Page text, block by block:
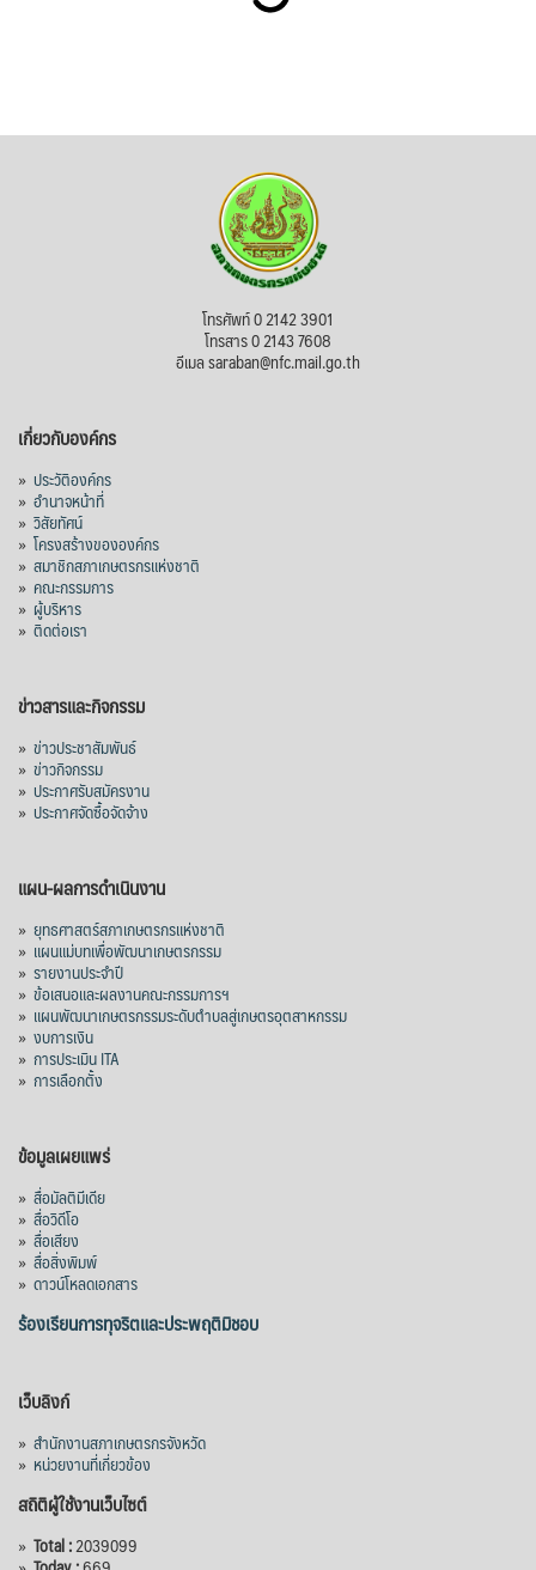
โทรศัพท์ 0 2142 3901
โทรสาร 0 2143 7608
อีเมล saraban@nfc.mail.go.th
เกี่ยวกับองค์กร
» ประวัติองค์กร
» อำนาจหน้าที่
» วิสัยทัศน์
» โครงสร้างขององค์กร
» สมาชิกสภาเกษตรกรแห่งชาติ
» คณะกรรมการ
» ผู้บริหาร
» ติดต่อเรา
ข่าวสารและกิจกรรม
» ข่าวประชาสัมพันธ์
» ข่าวกิจกรรม
» ประกาศรับสมัครงาน
» ประกาศจัดซื้อจัดจ้าง
แผน-ผลการดำเนินงาน
» ยุทธศาสตร์สภาเกษตรกรแห่งชาติ
» แผนแม่บทเพื่อพัฒนาเกษตรกรรม
» รายงานประจำปี
» ข้อเสนอและผลงานคณะกรรมการฯ
» แผนพัฒนาเกษตรกรรมระดับตำบลสู่เกษตรอุตสาหกรรม
» งบการเงิน
» การประเมิน ITA
» การเลือกตั้ง
ข้อมูลเผยแพร่
» สื่อมัลติมีเดีย
» สื่อวิดีโอ
» สื่อเสียง
» สื่อสิ่งพิมพ์
» ดาวน์โหลดเอกสาร
ร้องเรียนการทุจริตและประพฤติมิชอบ
เว็บลิงก์
» สำนักงานสภาเกษตรกรจังหวัด
» หน่วยงานที่เกี่ยวข้อง
สถิติผู้ใช้งานเว็บไซต์
» Total :2039099